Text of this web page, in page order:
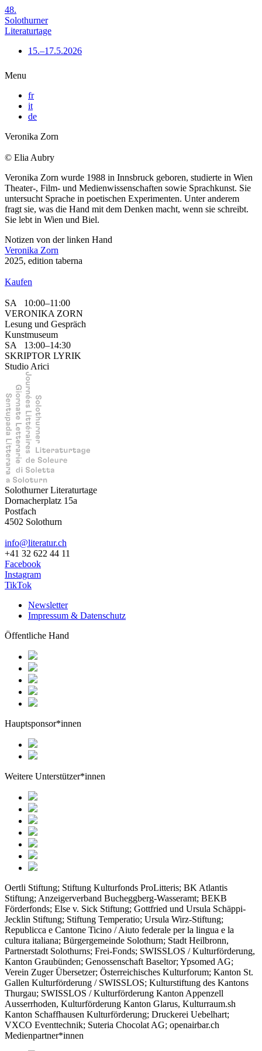
48.
Solothurner
Literaturtage
15.–17.5.2026
Menu
fr
it
de
Veronika Zorn
© Elia Aubry
Veronika Zorn wurde 1988 in Innsbruck geboren, studierte in Wien
Theater-, Film- und Medienwissenschaften sowie Sprachkunst. Sie
untersucht Sprache in poetischen Experimenten. Unter anderem
fragt sie, was die Hand mit dem Denken macht, wenn sie schreibt.
Sie lebt in Wien und Biel.
Notizen von der linken Hand
Veronika Zorn
2025, edition taberna
Kaufen
SA 10:00–11:00
VERONIKA ZORN
Lesung und Gespräch
Kunstmuseum
SA 13:00–14:30
SKRIPTOR LYRIK
Studio Arici
Solothurner Literaturtage
Dornacherplatz 15a
Postfach
4502 Solothurn
info@literatur.ch
+41 32 622 44 11
Facebook
Instagram
TikTok
Newsletter
Impressum & Datenschutz
Öffentliche Hand
Hauptsponsor*innen
Weitere Unterstützer*innen
Oertli Stiftung; Stiftung Kulturfonds ProLitteris; BK Atlantis
Stiftung; Anzeigerverband Bucheggberg-Wasseramt; BEKB
Förderfonds; Else v. Sick Stiftung; Gottfried und Ursula Schäppi-
Jecklin Stiftung; Stiftung Temperatio; Ursula Wirz-Stiftung;
Republicca e Cantone Ticino / Aiuto federale per la lingua e la
cultura italiana; Bürgergemeinde Solothurn; Stadt Heilbronn,
Partnerstadt Solothurns; Frei-Fonds; SWISSLOS / Kulturförderung,
Kanton Graubünden; Genossenschaft Baseltor; Ypsomed AG;
Verein Zuger Übersetzer; Österreichisches Kulturforum; Kanton St.
Gallen Kulturförderung / SWISSLOS; Kulturstiftung des Kantons
Thurgau; SWISSLOS / Kulturförderung Kanton Appenzell
Ausserrhoden, Kulturförderung Kanton Glarus, Kulturraum.sh
Kanton Schaffhausen Kulturförderung; Druckerei Uebelhart;
VXCO Eventtechnik; Suteria Chocolat AG; openairbar.ch
Medienpartner*innen